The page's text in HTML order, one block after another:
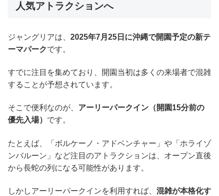
人気アトラクションへ
ジャングリアは、 2025年7月25日に沖縄で開園予定の新テ
ーマパークです。
すでに注目を集めており、開園当初は多くの来場者で混雑
することが予想されています。
そこで便利なのが、 アーリーパークイン（開園15分前の
優先入場） です。
たとえば、「ボルケーノ・アドベンチャー」や「ホライゾ
ンバルーン」など注目のアトラクションは、オープン直後
から長蛇の列になる可能性があります。
しかしアーリーパークインを利用すれば、 混雑が本格化す